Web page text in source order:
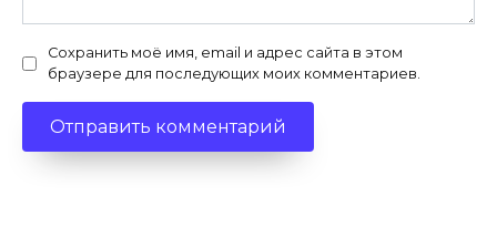
Сохранить моё имя, email и адрес сайта в этом
браузере для последующих моих комментариев.